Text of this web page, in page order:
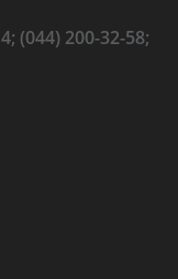
(044) 200-32-58;